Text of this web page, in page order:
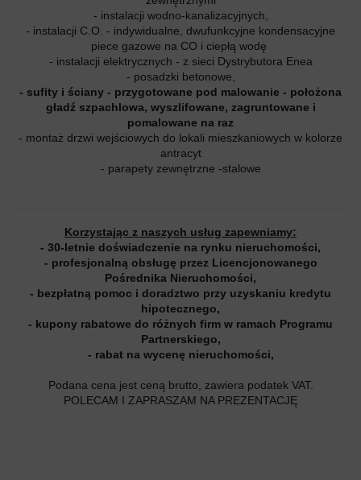
- instalacji wodno-kanalizacyjnych,
- instalacji C.O. - indywidualne, dwufunkcyjne kondensacyjne
piece gazowe na CO i ciepłą wodę
- instalacji elektrycznych - z sieci Dystrybutora Enea
- posadzki betonowe,
- sufity i ściany - przygotowane pod malowanie - położona
gładź szpachlowa, wyszlifowane, zagruntowane i
pomalowane na raz
- montaż drzwi wejściowych do lokali mieszkaniowych w kolorze
antracyt
- parapety zewnętrzne -stalowe
Korzystając z naszych usług zapewniamy:
- 30-letnie doświadczenie na rynku nieruchomości,
- profesjonalną obsługę przez Licencjonowanego
Pośrednika Nieruchomości,
- bezpłatną pomoc i doradztwo przy uzyskaniu kredytu
hipotecznego,
- kupony rabatowe do różnych firm w ramach Programu
Partnerskiego,
- rabat na wycenę nieruchomości,
Podana cena jest ceną brutto, zawiera podatek VAT.
POLECAM I ZAPRASZAM NA PREZENTACJĘ